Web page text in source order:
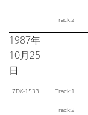
Track:2
1987年
10月25
日
-
7DX-1533 Track:1
Track:2